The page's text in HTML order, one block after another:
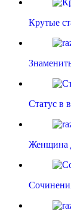
Крутые
Статус в
Женщина